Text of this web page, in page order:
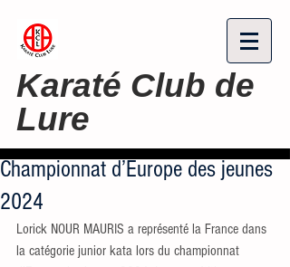
Karaté Club de
Lure
Championnat d’Europe des jeunes
2024
Lorick NOUR MAURIS a représenté la France dans
la catégorie junior kata lors du championnat